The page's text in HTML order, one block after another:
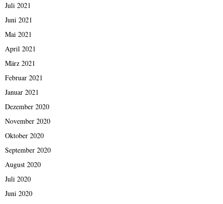
Juli 2021
Juni 2021
Mai 2021
April 2021
März 2021
Februar 2021
Januar 2021
Dezember 2020
November 2020
Oktober 2020
September 2020
August 2020
Juli 2020
Juni 2020